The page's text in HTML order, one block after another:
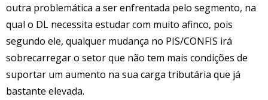
outra problemática a ser enfrentada pelo segmento, na
qual o DL necessita estudar com muito afinco, pois
segundo ele, qualquer mudança no PIS/CONFIS irá
sobrecarregar o setor que não tem mais condições de
suportar um aumento na sua carga tributária que já
bastante elevada.